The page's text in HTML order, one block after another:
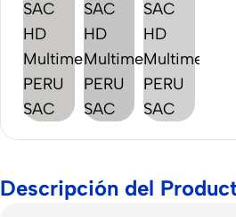
Descripción del